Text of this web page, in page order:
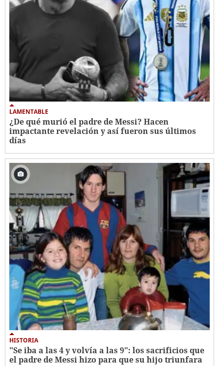
LAMENTABLE
¿De qué murió el padre de Messi? Hacen
impactante revelación y así fueron sus últimos
días
HISTORIA
"Se iba a las 4 y volvía a las 9": los sacrificios que
el padre de Messi hizo para que su hijo triunfara